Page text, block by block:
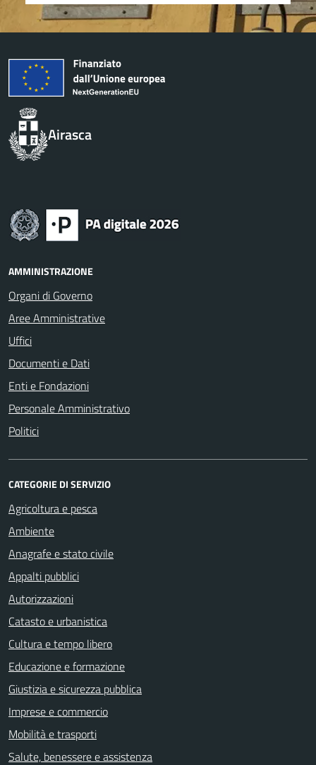
Airasca
AMMINISTRAZIONE
Organi di Governo
Aree Amministrative
Uffici
Documenti e Dati
Enti e Fondazioni
Personale Amministrativo
Politici
CATEGORIE DI SERVIZIO
Agricoltura e pesca
Ambiente
Anagrafe e stato civile
Appalti pubblici
Autorizzazioni
Catasto e urbanistica
Cultura e tempo libero
Educazione e formazione
Giustizia e sicurezza pubblica
Imprese e commercio
Mobilità e trasporti
Salute, benessere e assistenza